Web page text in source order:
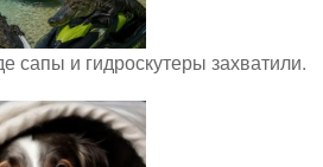
сапы и гидроскутеры захватили.